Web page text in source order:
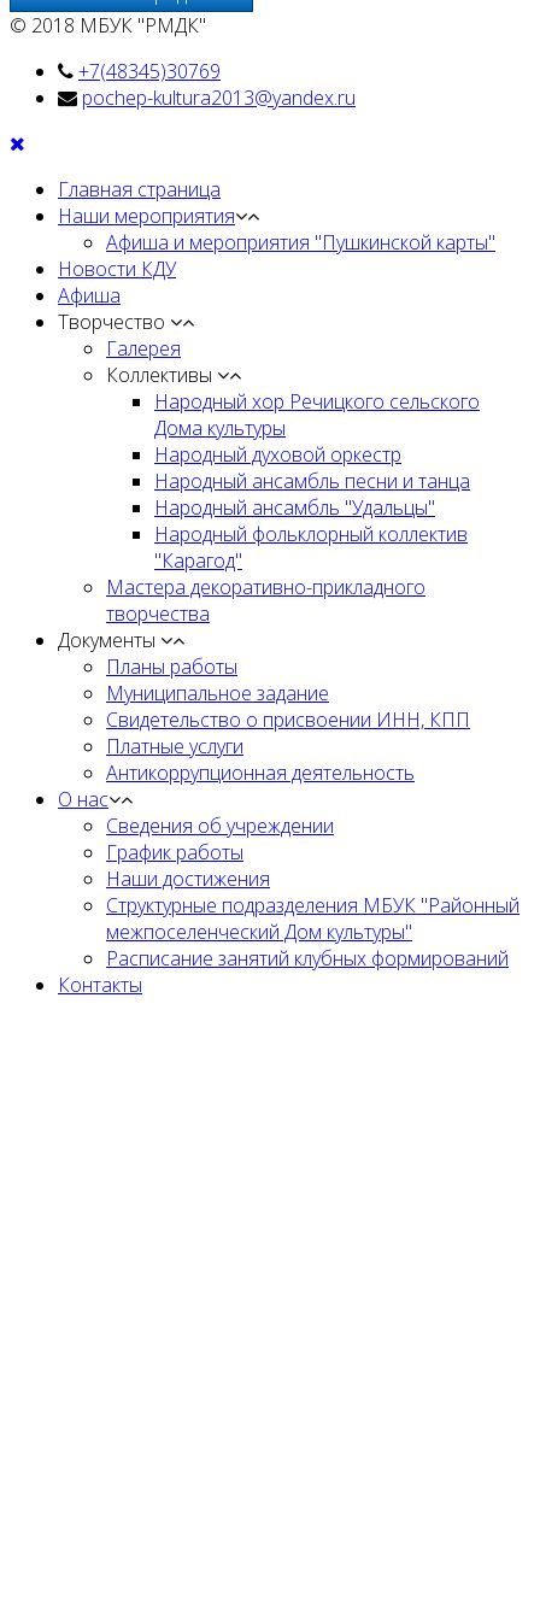
© 2018 МБУК "РМДК"
+7(48345)30769
pochep-kultura2013@yandex.ru
Главная страница
Наши мероприятия
Афиша и мероприятия "Пушкинской карты"
Новости КДУ
Афиша
Творчество
Галерея
Коллективы
Народный хор Речицкого сельского
Дома культуры
Народный духовой оркестр
Народный ансамбль песни и танца
Народный ансамбль "Удальцы"
Народный фольклорный коллектив
"Карагод"
Мастера декоративно-прикладного
творчества
Документы
Планы работы
Муниципальное задание
Cвидетельство о присвоении ИНН, КПП
Платные услуги
Антикоррупционная деятельность
О нас
Сведения об учреждении
График работы
Наши достижения
Структурные подразделения МБУК "Районный
межпоселенческий Дом культуры"
Расписание занятий клубных формирований
Контакты